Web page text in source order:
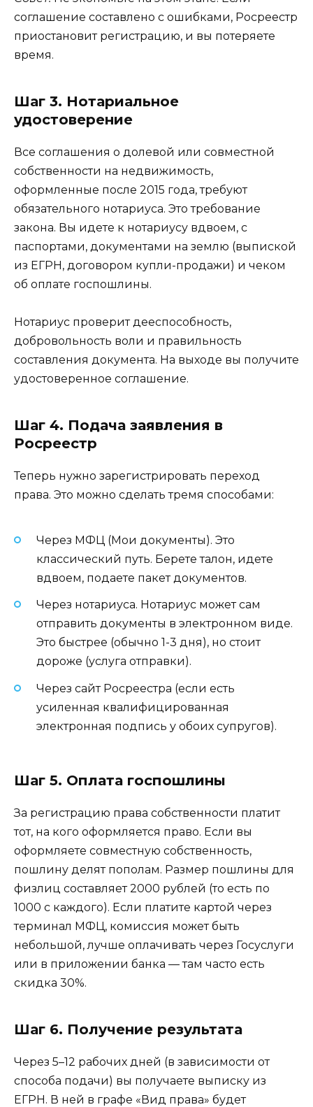
соглашение составлено с ошибками, Росреестр
приостановит регистрацию, и вы потеряете
время.
Шаг 3. Нотариальное
удостоверение
Все соглашения о долевой или совместной
собственности на недвижимость,
оформленные после 2015 года, требуют
обязательного нотариуса. Это требование
закона. Вы идете к нотариусу вдвоем, с
паспортами, документами на землю (выпиской
из ЕГРН, договором купли-продажи) и чеком
об оплате госпошлины.
Нотариус проверит дееспособность,
добровольность воли и правильность
составления документа. На выходе вы получите
удостоверенное соглашение.
Шаг 4. Подача заявления в
Росреестр
Теперь нужно зарегистрировать переход
права. Это можно сделать тремя способами:
Через МФЦ (Мои документы). Это
классический путь. Берете талон, идете
вдвоем, подаете пакет документов.
Через нотариуса. Нотариус может сам
отправить документы в электронном виде.
Это быстрее (обычно 1-3 дня), но стоит
дороже (услуга отправки).
Через сайт Росреестра (если есть
усиленная квалифицированная
электронная подпись у обоих супругов).
Шаг 5. Оплата госпошлины
За регистрацию права собственности платит
тот, на кого оформляется право. Если вы
оформляете совместную собственность,
пошлину делят пополам. Размер пошлины для
физлиц составляет 2000 рублей (то есть по
1000 с каждого). Если платите картой через
терминал МФЦ, комиссия может быть
небольшой, лучше оплачивать через Госуслуги
или в приложении банка — там часто есть
скидка 30%.
Шаг 6. Получение результата
Через 5–12 рабочих дней (в зависимости от
способа подачи) вы получаете выписку из
ЕГРН. В ней в графе «Вид права» будет